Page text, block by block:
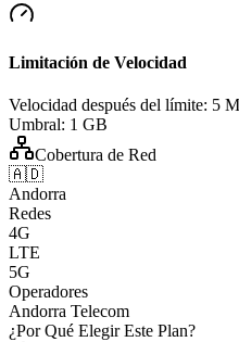
Limitación de Velocidad
Velocidad después del límite: 5
Umbral: 1 GB
Cobertura de Red
🇦🇩
Andorra
Redes
4G
LTE
5G
Operadores
Andorra Telecom
¿Por Qué Elegir Este Plan?